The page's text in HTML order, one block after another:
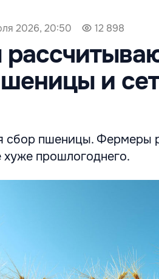
2026, 20:50 12 898
и
сбор пшеницы. Фермеры
хуже прошлогоднего.